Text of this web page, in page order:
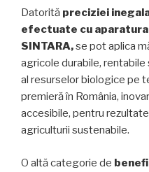
Datorită preciziei
efectuate cu
SINTARA,se pot aplica
agricole durabile,
al resurselor biologice pe
premieră în România,
accesibile, pentru
agriculturii sustenabile.
O altă categorie de